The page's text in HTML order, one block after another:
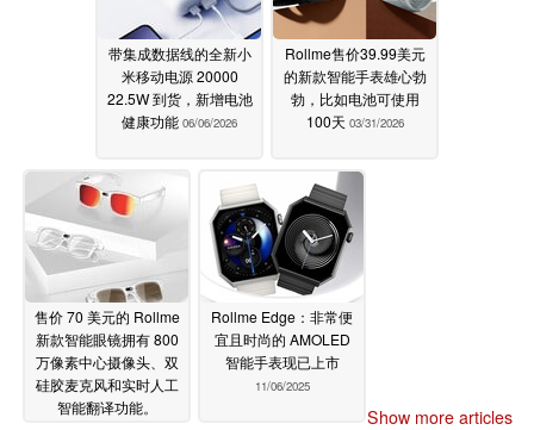
带集成数据线的全新小
米移动电源 20000
22.5W 到货，新增电池
健康功能 06/06/2026
Rollme售价39.99美元
的新款智能手表雄心勃
勃，比如电池可使用
100天 03/31/2026
售价 70 美元的 Rollme
新款智能眼镜拥有 800
万像素中心摄像头、双
硅胶麦克风和实时人工
智能翻译功能。
Rollme Edge：非常便
宜且时尚的 AMOLED
智能手表现已上市
11/06/2025
Show more articles